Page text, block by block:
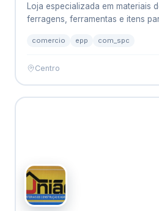
Loja especializada em materiais
ferragens, ferramentas e itens
comercio epp com_spc
Centro